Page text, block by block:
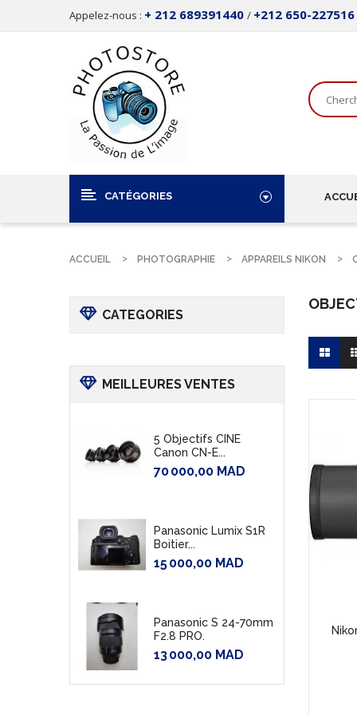
Appelez-nous : + 212 689391440 / +212 650-227516
CATÉGORIES
ACCUEIL PHOTOGRAPHIE APPAREILS NIKON
CATEGORIES
MEILLEURES VENTES
5 Objectifs CINE
Canon CN-E...
70 000,00 MAD
Panasonic Lumix S1R
Boitier...
15 000,00 MAD
Panasonic S 24-70mm
F2.8 PRO.
13 000,00 MAD